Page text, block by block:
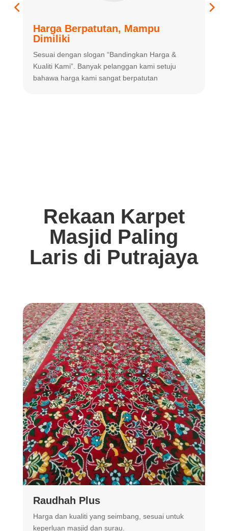
Harga Berpatutan, Mampu
Dimiliki
Sesuai dengan slogan “Bandingkan Harga &
Kualiti Kami”. Banyak pelanggan kami setuju
bahawa harga kami sangat berpatutan
Rekaan Karpet
Masjid Paling
Laris di Putrajaya
Raudhah Plus
Harga dan kualiti yang seimbang, sesuai untuk
keperluan masjid dan surau.